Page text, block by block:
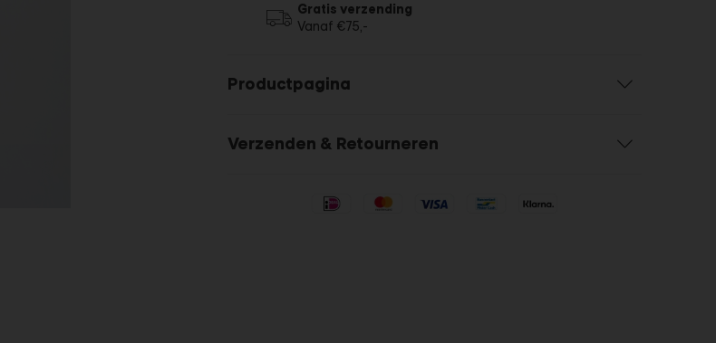
Gratis verzending
Vanaf €75,-
Productpagina
Verzenden & Retourneren